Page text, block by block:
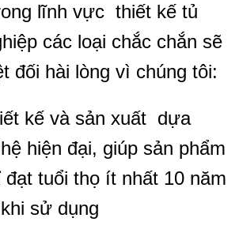
lĩnh vực thiết kế tủ
các loại chắc chắn sẽ
đối hài lòng vì chúng tôi:
kế và sản xuất dựa
hiện đại, giúp sản phẩm
đạt tuổi thọ ít nhất 10 năm
sử dụng